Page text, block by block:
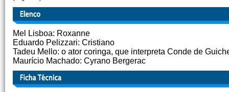
Mel Lisboa: Roxanne
Eduardo Pelizzari: Cristiano
Tadeu Mello: o ator coringa, que interpreta Conde de
Maurício Machado: Cyrano Bergerac